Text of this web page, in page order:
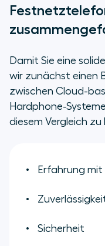
Damit Sie eine
wir zunächst einen
zwischen Cloud-
Hardphone-
diesem Vergleich
Erfahrung
Sicherheit